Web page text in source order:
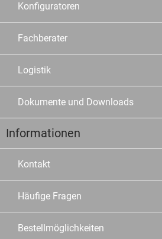
Konfiguratoren
Fachberater
Logistik
Dokumente und Downloads
Informationen
Kontakt
Häufige Fragen
Bestellmöglichkeiten